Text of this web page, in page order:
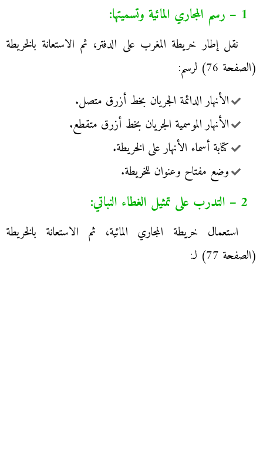
1 – رسم المجاري المائية وتسميتها:
نقل إطار خريطة المغرب على الدفتر، ثم الاستعانة بالخريطة
(الصفحة 76) لرسم:
الأنهار الدائمة الجريان بخط أزرق متصل.
الأنهار الموسمية الجريان بخط أزرق متقطع.
كتابة أسماء الأنهار على الخريطة.
وضع مفتاح وعنوان للخريطة.
2 – التدرب على تمثيل الغطاء النباتي:
استعمال خريطة المجاري المائية، ثم الاستعانة بالخريطة
(الصفحة 77) لـ: